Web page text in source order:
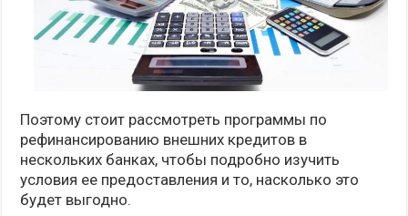
Поэтому стоит рассмотреть программы по
рефинансированию внешних кредитов в
нескольких банках, чтобы подробно изучить
условия ее предоставления и то, насколько это
будет выгодно.